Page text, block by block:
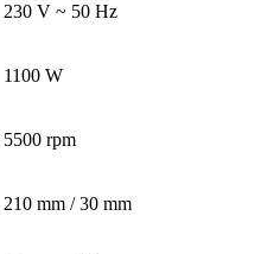
230 V ~ 50 Hz
1100 W
5500 rpm
210 mm / 30 mm